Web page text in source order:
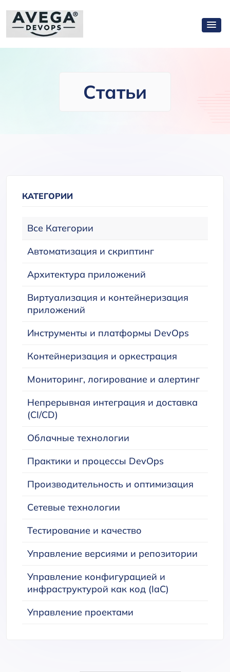
Статьи
КАТЕГОРИИ
Все Категории
Автоматизация и скриптинг
Архитектура приложений
Виртуализация и контейнеризация
приложений
Инструменты и платформы DevOps
Контейнеризация и оркестрация
Мониторинг, логирование и алертинг
Непрерывная интеграция и доставка
(CI/CD)
Облачные технологии
Практики и процессы DevOps
Производительность и оптимизация
Сетевые технологии
Тестирование и качество
Управление версиями и репозитории
Управление конфигурацией и
инфраструктурой как код (IaC)
Управление проектами